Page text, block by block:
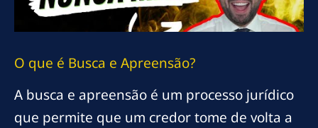
O que é Busca e Apreensão?
A busca e apreensão é um processo jurídico
que permite que um credor tome de volta a